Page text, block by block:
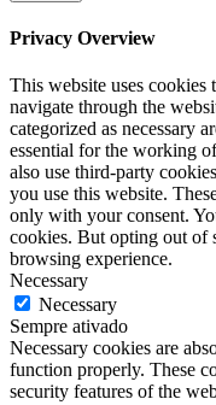
Privacy Overview
This website uses
navigate through the
categorized as necessary
essential for the working
also use third-party
you use this website.
only with your consent.
cookies. But opting out of
browsing experience.
Necessary
Necessary
Sempre ativado
Necessary cookies are
function properly. These
security features of the